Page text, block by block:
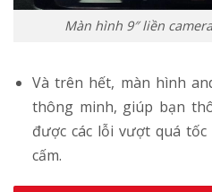
Màn hình 9″ liền
Và trên hết, màn hình
thông minh, giúp bạn
được các lỗi vượt quá
cấm.